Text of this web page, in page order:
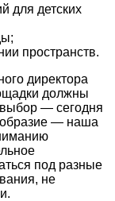
для детских
пространств.
директора
должны
— сегодня
— наша
под разные
не